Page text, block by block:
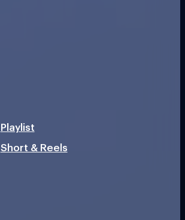
Playlist
Short & Reels